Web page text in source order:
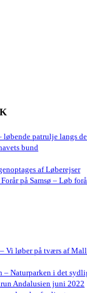
løbende patrulje langs
bund
af Løberejser
på Samsø – Løb
løber på tværs af
Naturparken i det
Andalusien juni 2022